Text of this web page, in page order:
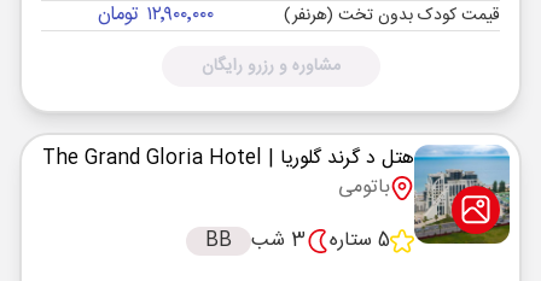
قیمت کودک بدون تخت (هرنفر) ۱۲٬۹۰۰٬۰۰۰ تومان
مشاوره و رزرو رایگان
هتل د گرند گلوریا | The Grand Gloria Hotel
باتومی
5 ستاره
3 شب
BB